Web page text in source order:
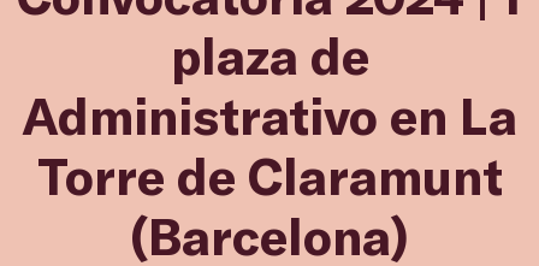
plaza de
Administrativo en La
Torre de Claramunt
(Barcelona)